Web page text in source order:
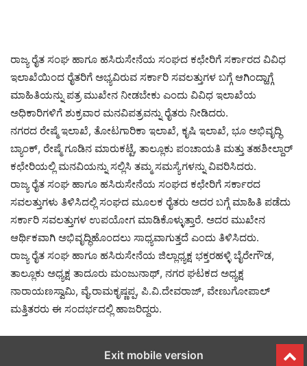
ರಾಜ್ಯ ರೈತ ಸಂಘ ಹಾಗೂ ಹಸಿರುಸೇನೆಯ ಸಂಘದ ಕಛೇರಿಗೆ ಸರ್ಕಾರದ ವಿವಿಧ
ಇಲಾಖೆಯಿಂದ ರೈತರಿಗೆ ಅಭ್ಯವಿರುವ ಸರ್ಕಾರಿ ಸವಲತ್ತುಗಳ ಬಗ್ಗೆ ಆಗಿಂದ್ಹಾಗ್ಗೆ
ಮಾಹಿತಿಯನ್ನು ಪತ್ರ ಮುಖೇನ ನೀಡಬೇಕು ಎಂದು ವಿವಿಧ ಇಲಾಖೆಯ
ಅಧಿಕಾರಿಗಳಿಗೆ ಶುಕ್ರವಾರ ಮನವಿಪತ್ರವನ್ನು ರೈತರು ನೀಡಿದರು.
ನಗರದ ರೇಷ್ಮೆ ಇಲಾಖೆ, ತೋಟಗಾರಿಕಾ ಇಲಾಖೆ, ಕೃಷಿ ಇಲಾಖೆ, ಭೂ ಅಭಿವೃದ್ಧಿ
ಬ್ಯಾಂಕ್, ರೇಷ್ಮೆ ಗೂಡಿನ ಮಾರುಕಟ್ಟೆ, ತಾಲ್ಲೂಕು ಪಂಚಾಯತಿ ಮತ್ತು ತಹಶೀಲ್ದಾರ್
ಕಛೇರಿಯಲ್ಲಿ ಮನವಿಯನ್ನು ಸಲ್ಲಿಸಿ ತಮ್ಮ ಸಮಸ್ಯೆಗಳನ್ನು ವಿವರಿಸಿದರು.
ರಾಜ್ಯ ರೈತ ಸಂಘ ಹಾಗೂ ಹಸಿರುಸೇನೆಯ ಸಂಘದ ಕಛೇರಿಗೆ ಸರ್ಕಾರದ
ಸವಲತ್ತುಗಳು ತಿಳಿಸಿದಲ್ಲಿ ಸಂಘದ ಮೂಲಕ ರೈತರು ಅದರ ಬಗ್ಗೆ ಮಾಹಿತಿ ಪಡೆದು
ಸರ್ಕಾರಿ ಸವಲತ್ತುಗಳ ಉಪಯೋಗ ಮಾಡಿಕೊಳ್ಳುತ್ತಾರೆ. ಅದರ ಮುಖೇನ
ಆರ್ಥಿಕವಾಗಿ ಅಭಿವೃದ್ಧಿಹೊಂದಲು ಸಾಧ್ಯವಾಗುತ್ತದೆ ಎಂದು ತಿಳಿಸಿದರು.
ರಾಜ್ಯ ರೈತ ಸಂಘ ಹಾಗೂ ಹಸಿರುಸೇನೆಯ ಜಿಲ್ಲಾಧ್ಯಕ್ಷ ಭಕ್ತರಹಳ್ಳಿ ಬೈರೇಗೌಡ,
ತಾಲ್ಲೂಕು ಅಧ್ಯಕ್ಷ ತಾದೂರು ಮಂಜುನಾಥ್, ನಗರ ಘಟಕದ ಅಧ್ಯಕ್ಷ
ನಾರಾಯಣಸ್ವಾಮಿ, ವೈ.ರಾಮಕೃಷ್ಣಪ್ಪ, ಪಿ.ವಿ.ದೇವರಾಜ್, ವೇಣುಗೋಪಾಲ್
ಮತ್ತಿತರರು ಈ ಸಂದರ್ಭದಲ್ಲಿ ಹಾಜರಿದ್ದರು.
Exit mobile version